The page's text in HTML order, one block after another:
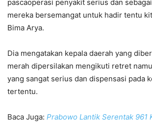
pascaoperasi penyakit serius dan
mereka bersemangat untuk hadir tentu
Bima Arya.
Dia mengatakan kepala daerah yang
merah dipersilakan mengikuti retret
yang sangat serius dan dispensasi pada
tertentu.
Baca Juga: Prabowo Lantik Serentak 961